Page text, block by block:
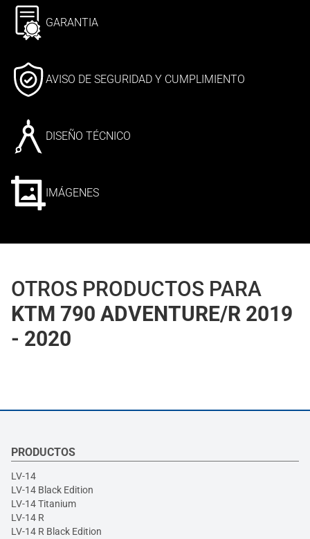
GARANTIA
AVISO DE SEGURIDAD Y CUMPLIMIENTO
DISEÑO TÉCNICO
IMÁGENES
OTROS PRODUCTOS PARA
KTM 790 ADVENTURE/R 2019
- 2020
PRODUCTOS
LV-14
LV-14 Black Edition
LV-14 Titanium
LV-14 R
LV-14 R Black Edition